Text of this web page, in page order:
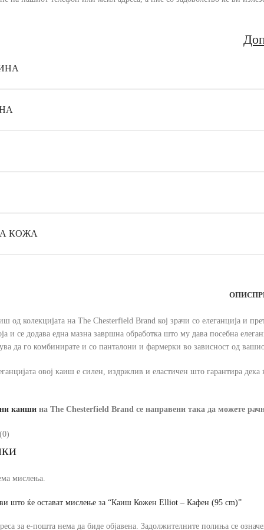
КОЖА
ОПИС
од колекцијата на The Chesterfield Brand кој зрачи со елеганција и
и се додава една мазна завршна обработка што му дава посебна
да го комбинирате и со панталони и фармерки во зависност од
овој каиш е силен, издржлив и еластичен што гарантира
каиши на The Chesterfield Brand се направени така да можете
мислења.
што ќе остават мислење за “Каиш Кожен Elliot – Кафен (95 cm)”
за е-пошта нема да биде објавена. Задолжителните полиња се